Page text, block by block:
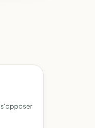
s'opposer